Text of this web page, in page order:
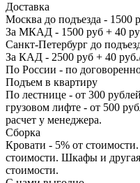
Доставка
Москва до подъезда - 1500
За МКАД - 1500 руб + 40
Санкт-Петербург до
За КАД - 2500 руб + 40
По России - по
Подъем в квартиру
По лестнице - от 300
грузовом лифте - от 500
расчет у менеджера.
Сборка
Кровати - 5% от
стоимости. Шкафы и
стоимости.